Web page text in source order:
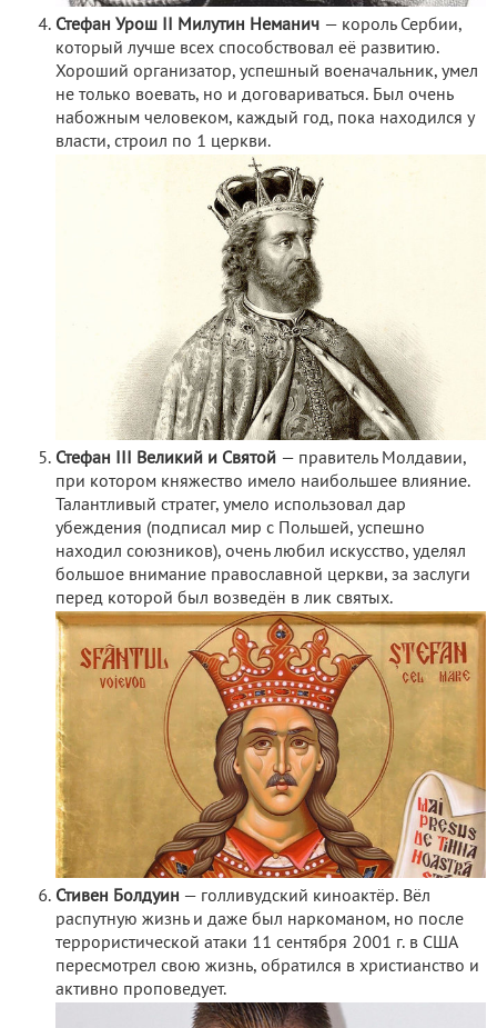
Стефан Урош II Милутин Неманич — король Сербии,
который лучше всех способствовал её развитию.
Хороший организатор, успешный военачальник, умел
не только воевать, но и договариваться. Был очень
набожным человеком, каждый год, пока находился у
власти, строил по 1 церкви.
Стефан III Великий и Святой — правитель Молдавии,
при котором княжество имело наибольшее влияние.
Талантливый стратег, умело использовал дар
убеждения (подписал мир с Польшей, успешно
находил союзников), очень любил искусство, уделял
большое внимание православной церкви, за заслуги
перед которой был возведён в лик святых.
Стивен Болдуин — голливудский киноактёр. Вёл
распутную жизнь и даже был наркоманом, но после
террористической атаки 11 сентября 2001 г. в США
пересмотрел свою жизнь, обратился в христианство и
активно проповедует.